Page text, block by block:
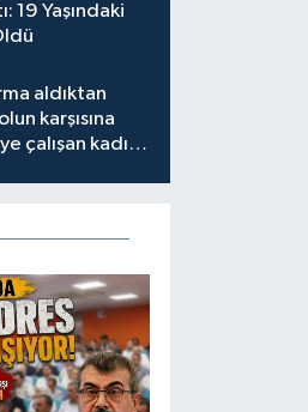
19 Yaşındaki
aldıktan
karşısına
çalışan kadına